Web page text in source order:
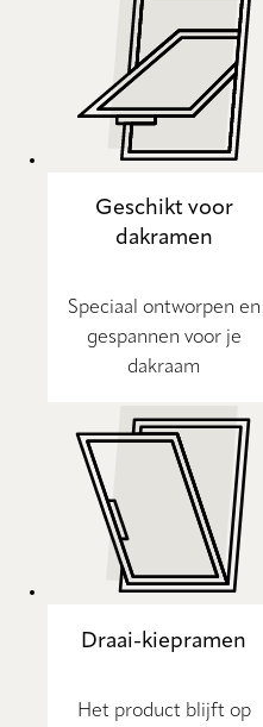
Geschikt voor
dakramen
Speciaal ontworpen en
gespannen voor je
dakraam
Draai-kiepramen
Het product blijft op